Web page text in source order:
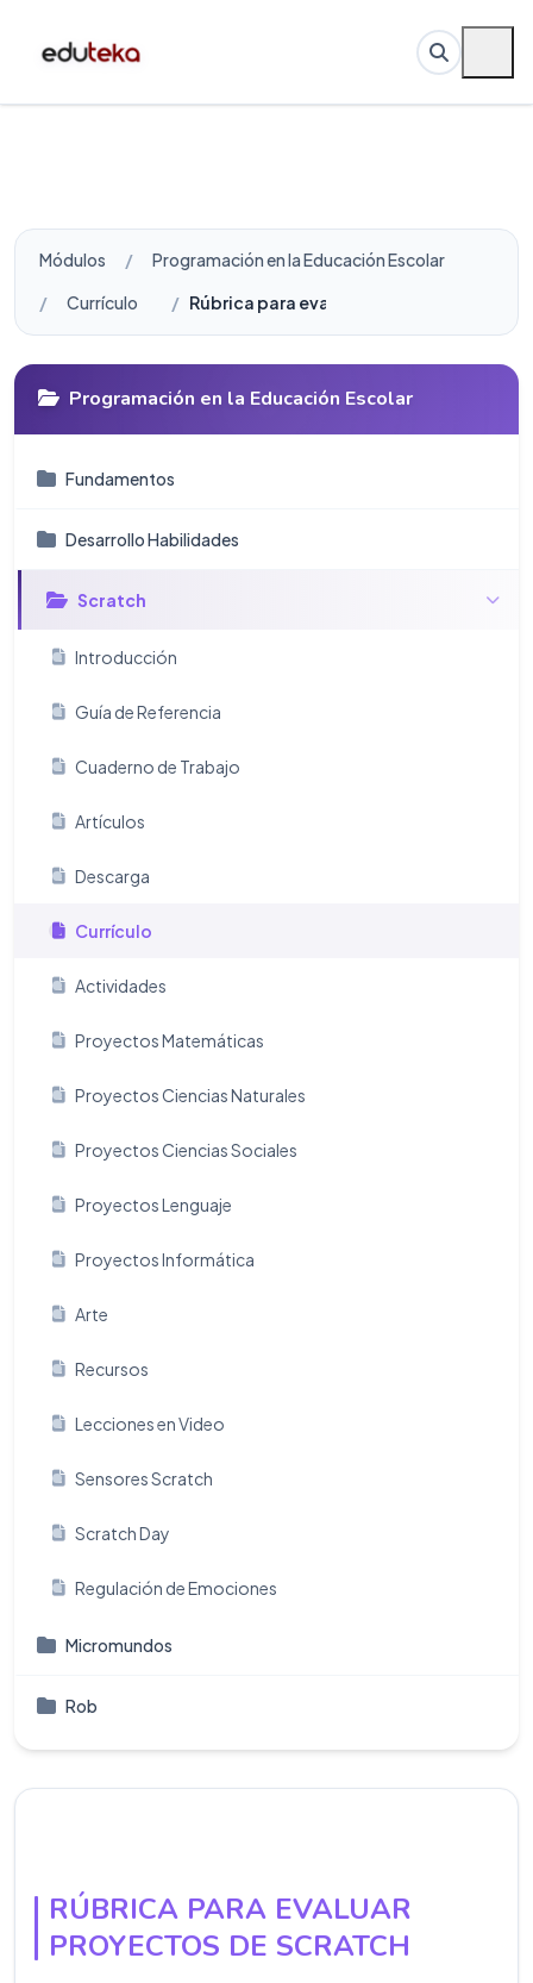
Módulos
Programación en la Educación Escolar
Currículo
Rúbrica para evaluar proyectos de
Programación en la Educación Escolar
Fundamentos
Desarrollo Habilidades
Scratch
Introducción
Guía de Referencia
Cuaderno de Trabajo
Artículos
Descarga
Currículo
Actividades
Proyectos Matemáticas
Proyectos Ciencias Naturales
Proyectos Ciencias Sociales
Proyectos Lenguaje
Proyectos Informática
Arte
Recursos
Lecciones en Video
Sensores Scratch
Scratch Day
Regulación de Emociones
Micromundos
Rob
RÚBRICA PARA EVALUAR
PROYECTOS DE SCRATCH